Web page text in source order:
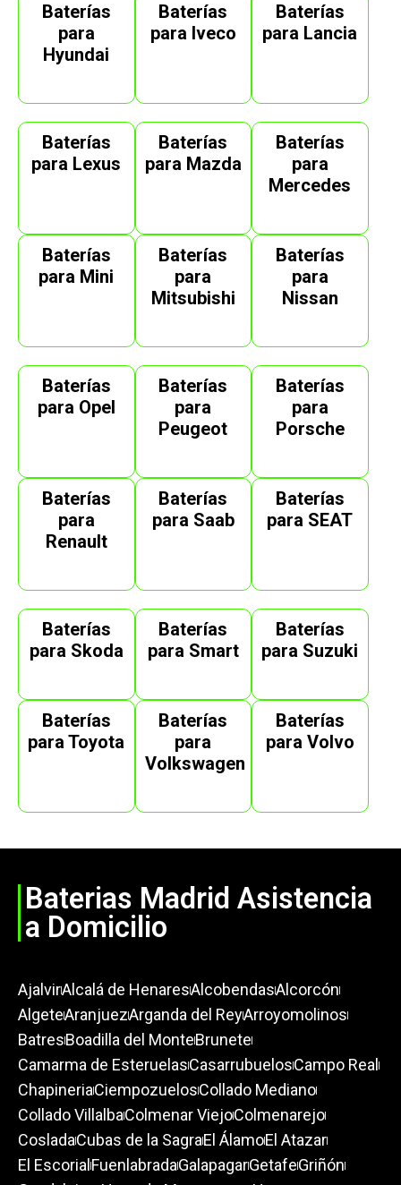
Baterías
para
Hyundai
Baterías
para Iveco
Baterías
para Lancia
Baterías
para Lexus
Baterías
para Mazda
Baterías
para
Mercedes
Baterías
para Mini
Baterías
para
Mitsubishi
Baterías
para
Nissan
Baterías
para Opel
Baterías
para
Peugeot
Baterías
para
Porsche
Baterías
para
Renault
Baterías
para Saab
Baterías
para SEAT
Baterías
para Skoda
Baterías
para Smart
Baterías
para Suzuki
Baterías
para Toyota
Baterías
para
Volkswagen
Baterías
para Volvo
Baterias Madrid Asistencia
a Domicilio
AjalvirAlcalá de HenaresAlcobendasAlcorcón
AlgeteAranjuezArganda del ReyArroyomolinos
BatresBoadilla del MonteBrunete
Camarma de EsteruelasCasarrubuelosCampo Real
ChapineriaCiempozuelosCollado Mediano
Collado VillalbaColmenar ViejoColmenarejo
CosladaCubas de la SagraEl ÁlamoEl Atazar
El Escorial FuenlabradaGalapagarGetafeGriñón